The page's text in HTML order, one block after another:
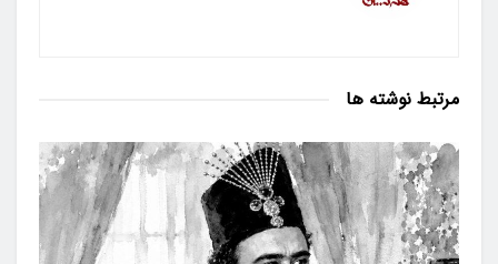
مرتبط نوشته ها